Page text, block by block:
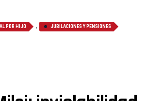
POR HIJO , JUBILACIONES Y PENSIONES